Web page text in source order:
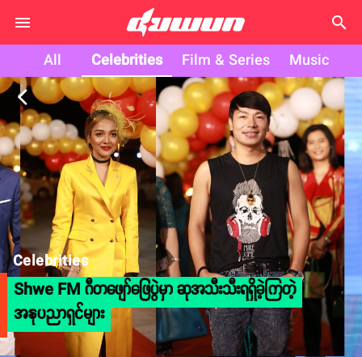
search
All Celebrities Film & Series Music
arrow_back_ios
Celebrities
Shwe FM ဂီတဖျော်ဖြေပွဲမှာ ဆုအသီးသီးရရှိခဲ့ကြတဲ့
အနုပညာရှင်များ